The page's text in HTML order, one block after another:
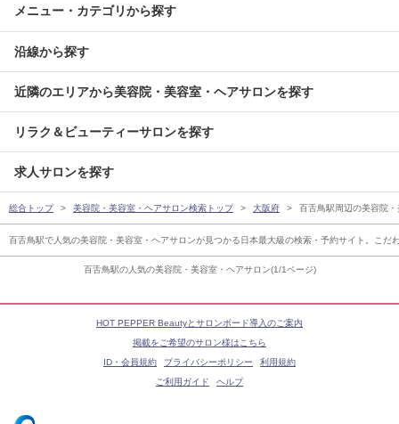
百舌鳥駅の人気の美容院・美容室・ヘアサロン(1/1ページ)
メニュー・カテゴリから探す
沿線から探す
近隣のエリアから美容院・美容室・ヘアサロンを探す
リラク＆ビューティーサロンを探す
求人サロンを探す
総合トップ 美容院・美容室・ヘアサロン検索トップ 大阪府 百舌鳥駅周辺の美容院
百舌鳥駅で人気の美容院・美容室・ヘアサロンが見つかる日本最大級の検索・予約サイト。こ
HOT PEPPER Beautyとサロンボード導入のご案内
掲載をご希望のサロン様はこちら
ID・会員規約
プライバシーポリシー
利用規約
ご利用ガイド
ヘルプ